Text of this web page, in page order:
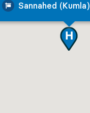
Sannahed (Kumla)